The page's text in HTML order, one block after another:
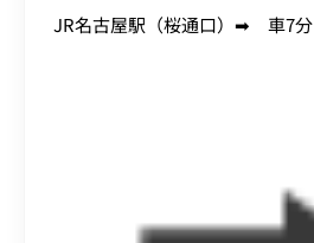
JR名古屋駅（桜通口）➡ 車7分